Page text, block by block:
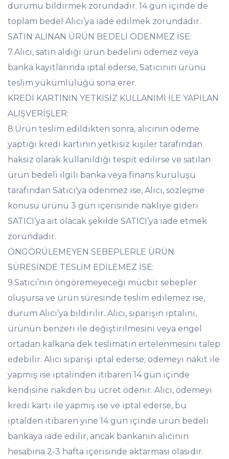
durumu bildirmek zorundadır. 14 gün içinde de
toplam bedel Alıcı’ya iade edilmek zorundadır.
SATIN ALINAN ÜRÜN BEDELİ ÖDENMEZ İSE:
7.Alıcı, satın aldığı ürün bedelini ödemez veya
banka kayıtlarında iptal ederse, Satıcının ürünü
teslim yükümlülüğü sona erer.
KREDİ KARTININ YETKİSİZ KULLANIMI İLE YAPILAN
ALIŞVERİŞLER:
8.Ürün teslim edildikten sonra, alıcının ödeme
yaptığı kredi kartının yetkisiz kişiler tarafından
haksız olarak kullanıldığı tespit edilirse ve satılan
ürün bedeli ilgili banka veya finans kuruluşu
tarafından Satıcı'ya ödenmez ise, Alıcı, sözleşme
konusu ürünü 3 gün içerisinde nakliye gideri
SATICI’ya ait olacak şekilde SATICI’ya iade etmek
zorundadır.
ÖNGÖRÜLEMEYEN SEBEPLERLE ÜRÜN
SÜRESİNDE TESLİM EDİLEMEZ İSE:
9.Satıcı’nın öngöremeyeceği mücbir sebepler
oluşursa ve ürün süresinde teslim edilemez ise,
durum Alıcı’ya bildirilir. Alıcı, siparişin iptalini,
ürünün benzeri ile değiştirilmesini veya engel
ortadan kalkana dek teslimatın ertelenmesini talep
edebilir. Alıcı siparişi iptal ederse; ödemeyi nakit ile
yapmış ise iptalinden itibaren 14 gün içinde
kendisine nakden bu ücret ödenir. Alıcı, ödemeyi
kredi kartı ile yapmış ise ve iptal ederse, bu
iptalden itibaren yine 14 gün içinde ürün bedeli
bankaya iade edilir, ancak bankanın alıcının
hesabına 2-3 hafta içerisinde aktarması olasıdır.